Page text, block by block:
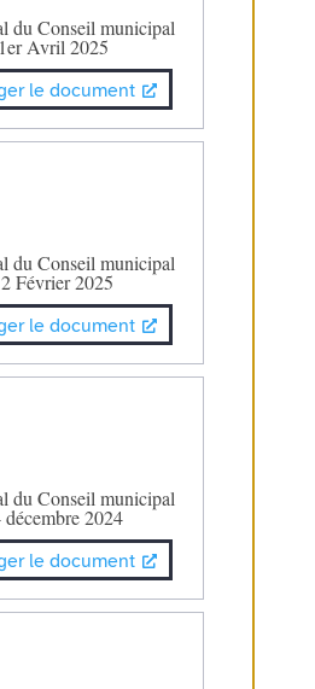
du Conseil municipal
Avril 2025
le document
du Conseil municipal
Février 2025
le document
du Conseil municipal
décembre 2024
le document